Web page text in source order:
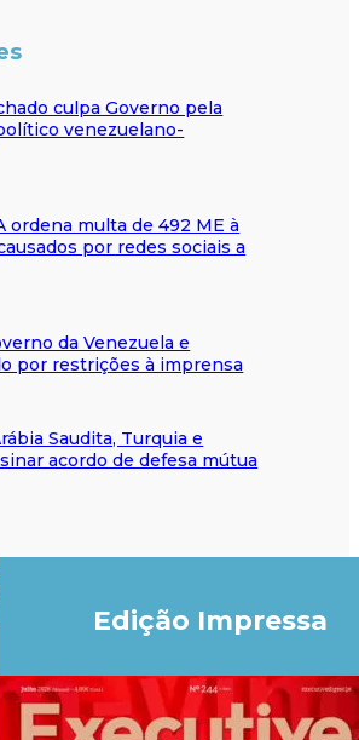
culpa Governo pela
venezuelano-
ordena multa de 492 ME à
por redes sociais a
da Venezuela e
por restrições à imprensa
Saudita, Turquia e
acordo de defesa mútua
Edição Impressa